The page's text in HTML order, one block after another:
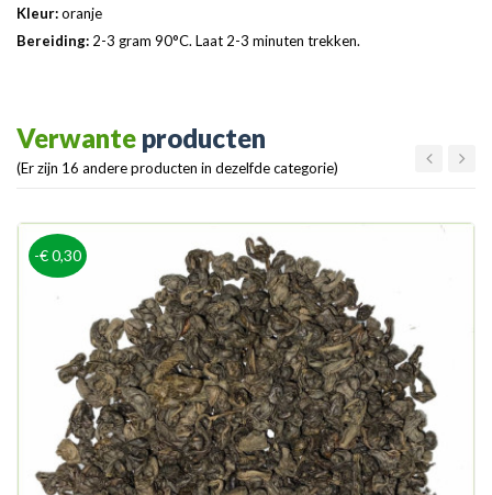
Kleur:oranje
Bereiding: 2-3 gram 90°C. Laat 2-3 minuten trekken.
Verwante producten
(Er zijn 16 andere producten in dezelfde categorie)
-€ 0,30